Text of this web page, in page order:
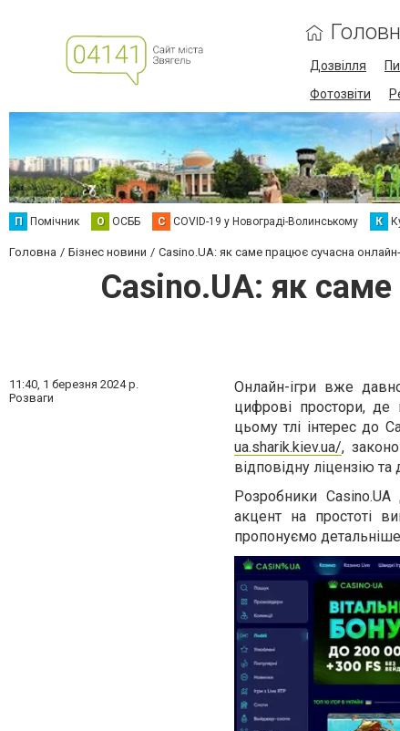
Дозвілля
Фотозвіти
П Помічник О ОСББ C COVID-19 у Новограді-Волинському К
Головна Бізнес новини Casino.UA: як саме працює сучасна онлайн-
Casino.UA: як
11:40, 1 березня 2024 р.
Розваги
Онлайн-ігри вже
цифрові простори, де
цьому тлі інтерес до
ua.sharik.kiev.ua/,
відповідну ліцензію
Розробники Casino.UA
акцент на простоті
пропонуємо